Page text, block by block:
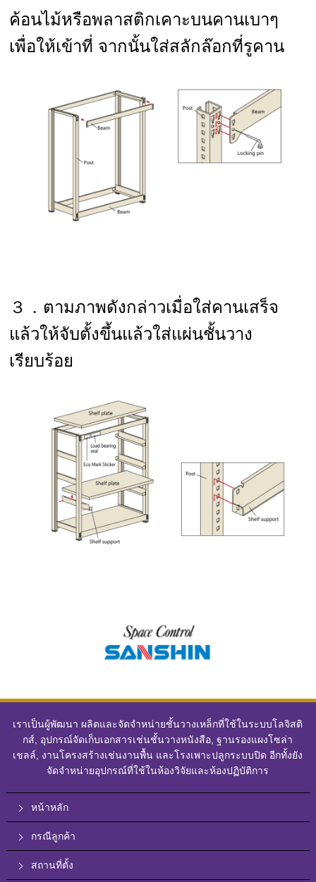
ค้อนไม้หรือพลาสติกเคาะบนคานเบาๆ
เพื่อให้เข้าที่ จากนั้นใส่สลักล๊อกที่รูคาน
３．ตามภาพดังกล่าวเมื่อใส่คานเสร็จ
แล้วให้จับตั้งขึ้นแล้วใส่แผ่นชั้นวาง
เรียบร้อย
เราเป็นผู้พัฒนา ผลิตและจัดจำหน่ายชั้นวางเหล็กที่ใช้ในระบบโลจิสติ
กส์, อุปกรณ์จัดเก็บเอกสารเช่นชั้นวางหนังสือ, ฐานรองแผงโซล่า
เชลล์, งานโครงสร้างเช่นงานพื้น และโรงเพาะปลูกระบบปิด อีกทั้งยัง
จัดจำหน่ายอุปกรณ์ที่ใช้ในห้องวิจัยและห้องปฏิบัติการ
หน้าหลัก
กรณีลูกค้า
สถานที่ตั้ง